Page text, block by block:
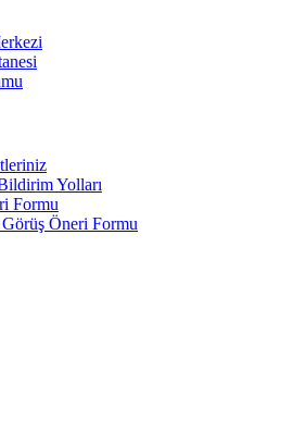
Yolları
Formu
Görüş Öneri Formu